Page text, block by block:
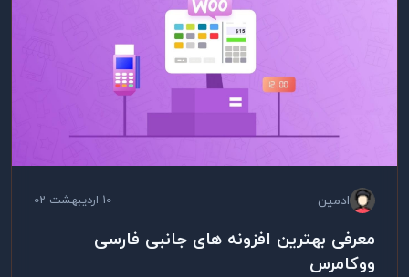
ادمین 10 اردیبهشت 02
معرفی بهترین افزونه های جانبی فارسی
ووکامرس